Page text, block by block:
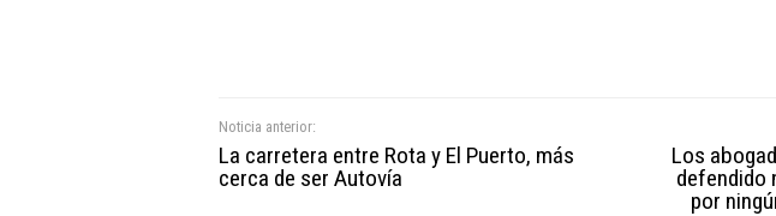
Noticia anterior:
La carretera entre Rota y El Puerto, más
cerca de ser Autovía
Los
defendido
por